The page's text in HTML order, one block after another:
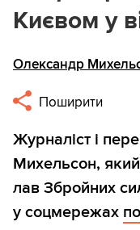
Києвом у
Олександр
Поширити
Журналіст і
Михельсон,
лав Збройних
у соцмережах